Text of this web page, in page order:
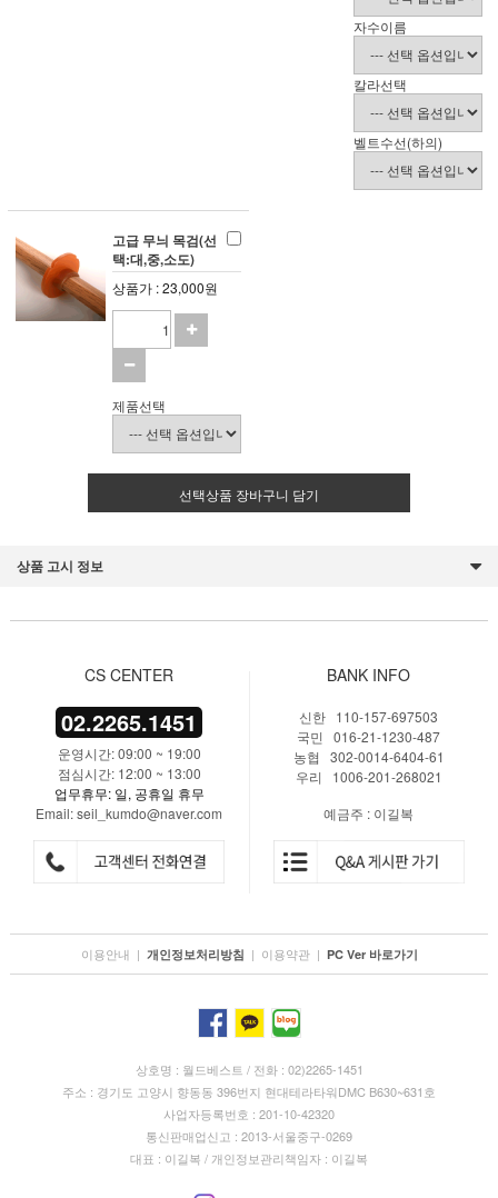
자수이름
칼라선택
벨트수선(하의)
고급 무늬 목검(선
택:대,중,소도)
상품가 : 23,000원
제품선택
선택상품 장바구니 담기
상품 고시 정보
CS CENTER
02.2265.1451
운영시간: 09:00 ~ 19:00
점심시간: 12:00 ~ 13:00
업무휴무: 일, 공휴일 휴무
Email: seil_kumdo@naver.com
BANK INFO
신한 110-157-697503
국민 016-21-1230-487
농협 302-0014-6404-61
우리 1006-201-268021
예금주 : 이길복
이용안내 | 개인정보처리방침 | 이용약관 | PC Ver 바로가기
상호명 : 월드베스트 / 전화 : 02)2265-1451
주소 : 경기도 고양시 향동동 396번지 현대테라타워DMC B630~631호
사업자등록번호 : 201-10-42320
통신판매업신고 : 2013-서울중구-0269
대표 : 이길복 / 개인정보관리책임자 : 이길복